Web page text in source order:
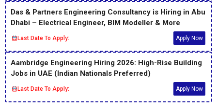
Das & Partners Engineering Consultancy is Hiring in Abu
Dhabi – Electrical Engineer, BIM Modeller & More
Last Date To Apply: Apply Now
Aambridge Engineering Hiring 2026: High-Rise Building
Jobs in UAE (Indian Nationals Preferred)
Last Date To Apply: Apply Now